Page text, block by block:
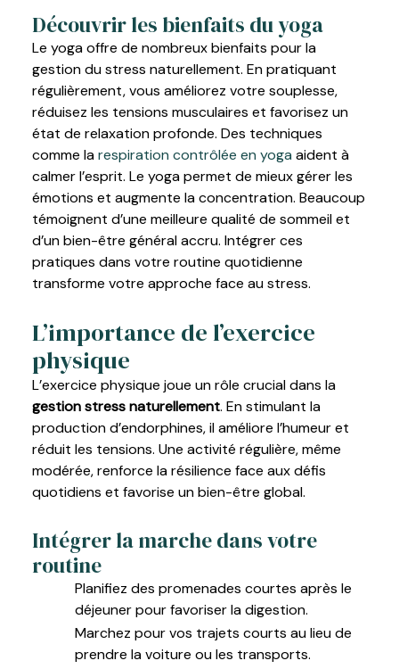
Découvrir les bienfaits du yoga
Le yoga offre de nombreux bienfaits pour la
gestion du stress naturellement. En pratiquant
régulièrement, vous améliorez votre souplesse,
réduisez les tensions musculaires et favorisez un
état de relaxation profonde. Des techniques
comme larespiration contrôlée en yoga aident à
calmer l’esprit. Le yoga permet de mieux gérer les
émotions et augmente la concentration. Beaucoup
témoignent d’une meilleure qualité de sommeil et
d’un bien-être général accru. Intégrer ces
pratiques dans votre routine quotidienne
transforme votre approche face au stress.
L’importance de l’exercice
physique
L’exercice physique joue un rôle crucial dans la
gestion stress naturellement. En stimulant la
production d’endorphines, il améliore l’humeur et
réduit les tensions. Une activité régulière, même
modérée, renforce la résilience face aux défis
quotidiens et favorise un bien-être global.
Intégrer la marche dans votre
routine
Planifiez des promenades courtes après le
déjeuner pour favoriser la digestion.
Marchez pour vos trajets courts au lieu de
prendre la voiture ou les transports.